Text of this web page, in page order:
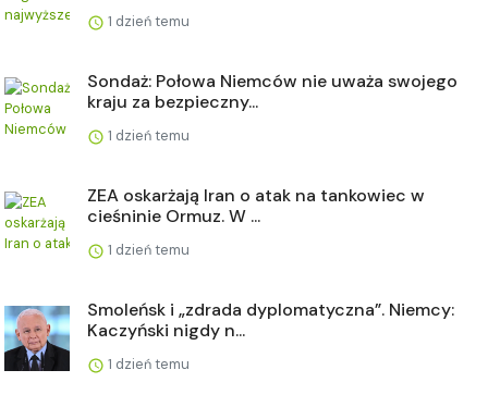
1 dzień temu
Sondaż: Połowa Niemców nie uważa swojego
kraju za bezpieczny...
1 dzień temu
ZEA oskarżają Iran o atak na tankowiec w
cieśninie Ormuz. W ...
1 dzień temu
Smoleńsk i „zdrada dyplomatyczna”. Niemcy:
Kaczyński nigdy n...
1 dzień temu